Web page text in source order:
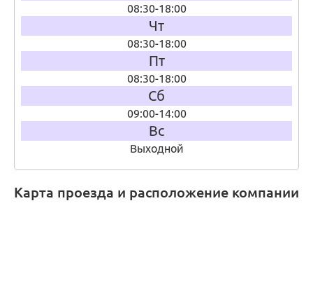
08:30-18:00
Чт
08:30-18:00
Пт
08:30-18:00
Сб
09:00-14:00
Вс
Выходной
Карта проезда и расположение компании